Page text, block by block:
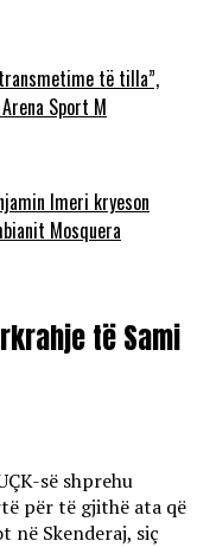
të tilla”,
Sport M
Imeri kryeson
Mosquera
të Sami
së shprehu
për të gjithë ata që
në Skenderaj, siç